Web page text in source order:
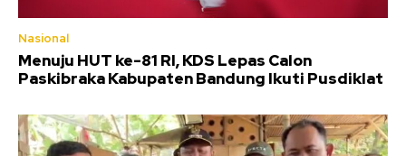
Nasional
Menuju HUT ke-81 RI, KDS Lepas Calon
Paskibraka Kabupaten Bandung Ikuti Pusdiklat